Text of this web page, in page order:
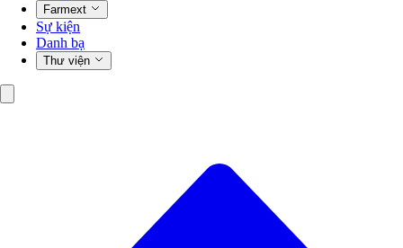
Farmext
Sự kiện
Danh bạ
Thư viện